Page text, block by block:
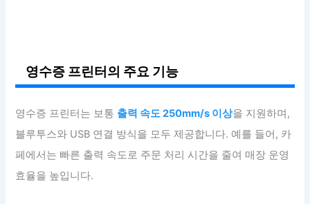
영수증 프린터의 주요 기능
영수증 프린터는 보통 출력 속도 250mm/s 이상을 지원하며,
블루투스와 USB 연결 방식을 모두 제공합니다. 예를 들어, 카
페에서는 빠른 출력 속도로 주문 처리 시간을 줄여 매장 운영
효율을 높입니다.